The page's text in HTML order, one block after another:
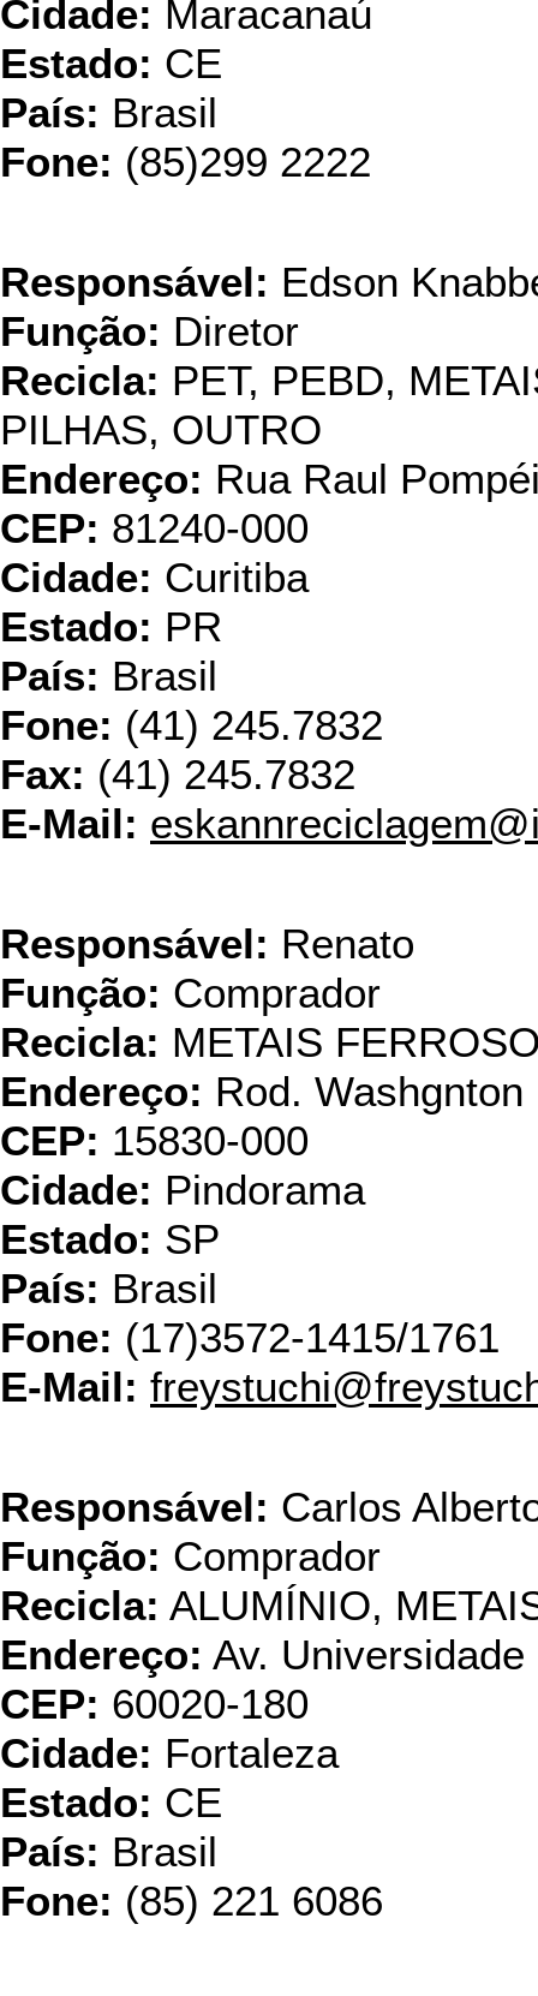
Cidade: Maracanaú
Estado: CE
País: Brasil
Fone: (85)299 2222
Responsável: Edson
Função: Diretor
Recicla: PET, PEBD,
PILHAS, OUTRO
Endereço: Rua Raul
CEP: 81240-000
Cidade: Curitiba
Estado: PR
País: Brasil
Fone: (41) 245.7832
Fax: (41) 245.7832
E-Mail:
Responsável: Renato
Função: Comprador
Recicla: METAIS
Endereço: Rod.
CEP: 15830-000
Cidade: Pindorama
Estado: SP
País: Brasil
Fone: (17)3572-1415/1761
E-Mail:
Responsável: Carlos
Função: Comprador
Recicla: ALUMÍNIO,
Endereço: Av. Universidade
CEP: 60020-180
Cidade: Fortaleza
Estado: CE
País: Brasil
Fone: (85) 221 6086